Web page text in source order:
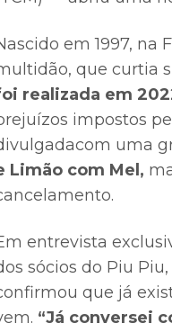
em 1997, na
que curtia
realizada em
impostos
uma
Limão com Mel,
entrevista
sócios do Piu
que já
“Já conversei